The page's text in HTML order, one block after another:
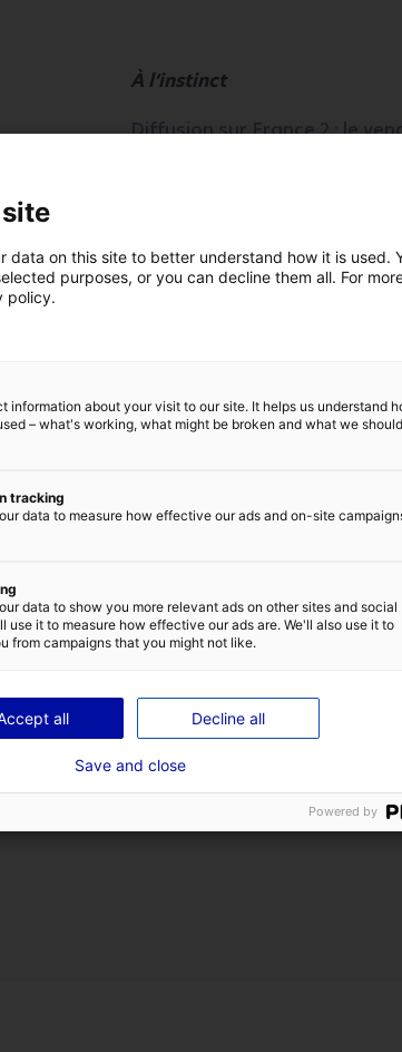
À l’instinct
Diffusion sur France 2 : le
De Myriam Vinocour –
Charlie Bruneau, Camille
Proche de ses sensations et
à Cayenne, accorde une
village au cœur de
sept mois alors qu’il n’était
aucune hésitation, aucun
sent les gens et agit en
Tout l’inverse d’Ana
flegme, la rigueur et la
fois rationnelle et
Quarante-huit heures après
fille d’un magnat immobilier,
assister l’équipe d’Ana.
les deux policiers
laborieuse.
data on this site to better understand how it is used.
purposes, or you can decline them all. For
policy.
information about your visit to our site. It helps us understand
– what's working, what might be broken and what we should
tracking
data to measure how effective our ads and on-site
data to show you more relevant ads on other sites and social
use it to measure how effective our ads are. We'll also use it to
from campaigns that you might not like.
all Decline all
Save and close
Powered by